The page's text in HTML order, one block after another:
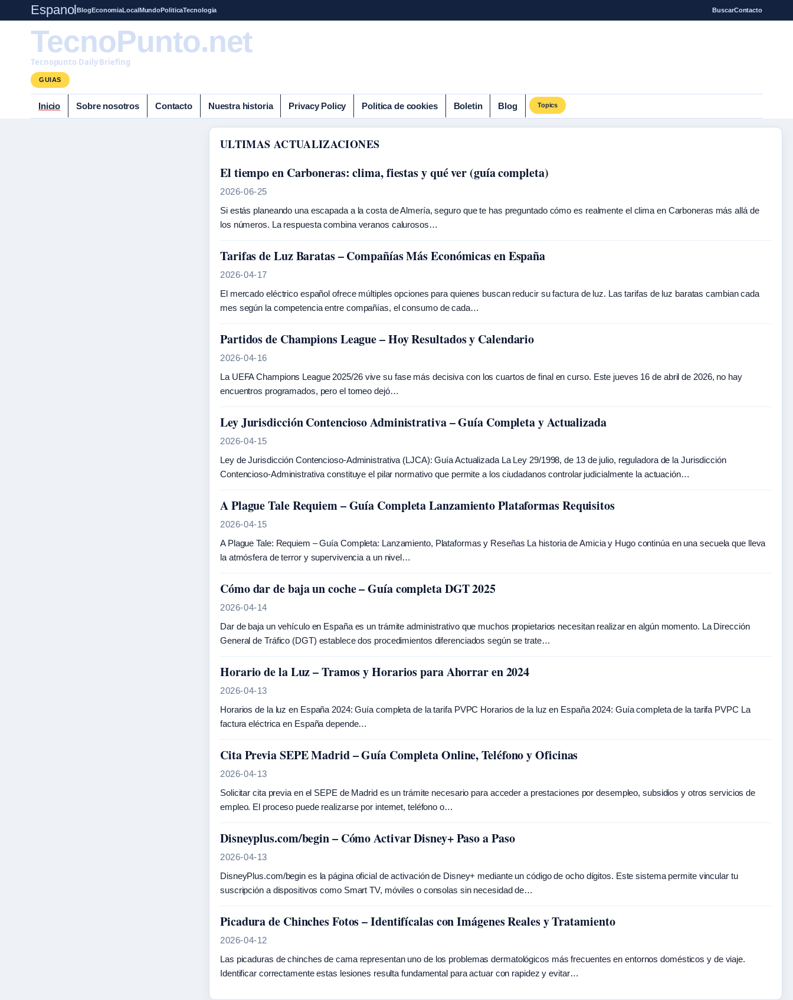
EspanolBlogEconomiaLocalMundoPoliticaTecnologia BuscarContacto
TecnoPunto.net
Tecnopunto Daily Briefing
GUIAS
Inicio Sobre nosotros Contacto Nuestra historia Privacy Policy Politica de cookies Boletin Blog Topics
ULTIMAS ACTUALIZACIONES
El tiempo en Carboneras: clima, fiestas y qué ver (guía completa)
2026-06-25
Si estás planeando una escapada a la costa de Almería, seguro que te has preguntado cómo es realmente el clima en Carboneras más allá de
los números. La respuesta combina veranos calurosos…
Tarifas de Luz Baratas – Compañías Más Económicas en España
2026-04-17
El mercado eléctrico español ofrece múltiples opciones para quienes buscan reducir su factura de luz. Las tarifas de luz baratas cambian cada
mes según la competencia entre compañías, el consumo de cada…
Partidos de Champions League – Hoy Resultados y Calendario
2026-04-16
La UEFA Champions League 2025/26 vive su fase más decisiva con los cuartos de final en curso. Este jueves 16 de abril de 2026, no hay
encuentros programados, pero el torneo dejó…
Ley Jurisdicción Contencioso Administrativa – Guía Completa y Actualizada
2026-04-15
Ley de Jurisdicción Contencioso-Administrativa (LJCA): Guía Actualizada La Ley 29/1998, de 13 de julio, reguladora de la Jurisdicción
Contencioso-Administrativa constituye el pilar normativo que permite a los ciudadanos controlar judicialmente la actuación…
A Plague Tale Requiem – Guía Completa Lanzamiento Plataformas Requisitos
2026-04-15
A Plague Tale: Requiem – Guía Completa: Lanzamiento, Plataformas y Reseñas La historia de Amicia y Hugo continúa en una secuela que lleva
la atmósfera de terror y supervivencia a un nivel…
Cómo dar de baja un coche – Guía completa DGT 2025
2026-04-14
Dar de baja un vehículo en España es un trámite administrativo que muchos propietarios necesitan realizar en algún momento. La Dirección
General de Tráfico (DGT) establece dos procedimientos diferenciados según se trate…
Horario de la Luz – Tramos y Horarios para Ahorrar en 2024
2026-04-13
Horarios de la luz en España 2024: Guía completa de la tarifa PVPC Horarios de la luz en España 2024: Guía completa de la tarifa PVPC La
factura eléctrica en España depende…
Cita Previa SEPE Madrid – Guía Completa Online, Teléfono y Oficinas
2026-04-13
Solicitar cita previa en el SEPE de Madrid es un trámite necesario para acceder a prestaciones por desempleo, subsidios y otros servicios de
empleo. El proceso puede realizarse por internet, teléfono o…
Disneyplus.com/begin – Cómo Activar Disney+ Paso a Paso
2026-04-13
DisneyPlus.com/begin es la página oficial de activación de Disney+ mediante un código de ocho dígitos. Este sistema permite vincular tu
suscripción a dispositivos como Smart TV, móviles o consolas sin necesidad de…
Picadura de Chinches Fotos – Identifícalas con Imágenes Reales y Tratamiento
2026-04-12
Las picaduras de chinches de cama representan uno de los problemas dermatológicos más frecuentes en entornos domésticos y de viaje.
Identificar correctamente estas lesiones resulta fundamental para actuar con rapidez y evitar…